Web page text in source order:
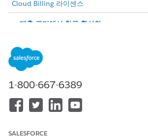
Cloud Billing 라이센스
매출 관리에서 청구 활성화
청구 안내 설정
관리자는 청구 안내 설정을 사용하여 단계
설정에 필요한 주요 과업을 완료할 수 있습
청구 기능에 액세스할 수 있는 권한 할당
사용자에게 개인 정보 및 액세스 권한이
수 권한 집합을 할당합니다.
주문 제품에 지정된 청구 정책이 없는 경
1-800-667-6389
SALESFORCE